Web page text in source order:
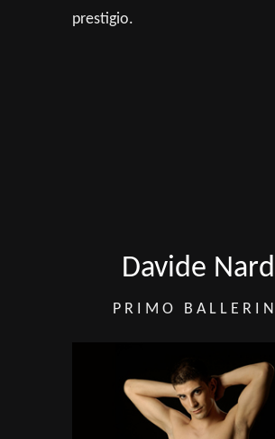
prestigio.
Davide
PRIMO